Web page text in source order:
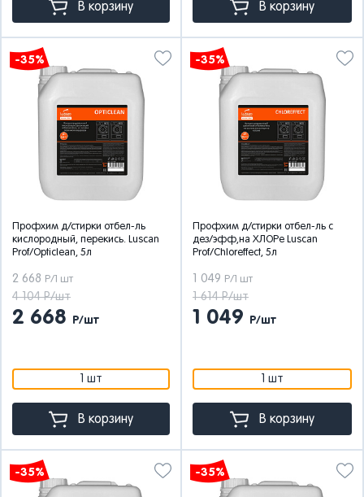
В корзину В корзину
-35%
Профхим д/стирки отбел-ль
кислородный, перекись. Luscan
Prof/Opticlean, 5л
2 668 Р/1 шт
4 104 Р/шт
2 668 Р/шт
1 шт
В корзину
-35%
Профхим д/стирки отбел-ль с
дез/эфф,на ХЛОРе Luscan
Prof/Chloreffect, 5л
1 049 Р/1 шт
1 614 Р/шт
1 049 Р/шт
1 шт
В корзину
-35% -35%